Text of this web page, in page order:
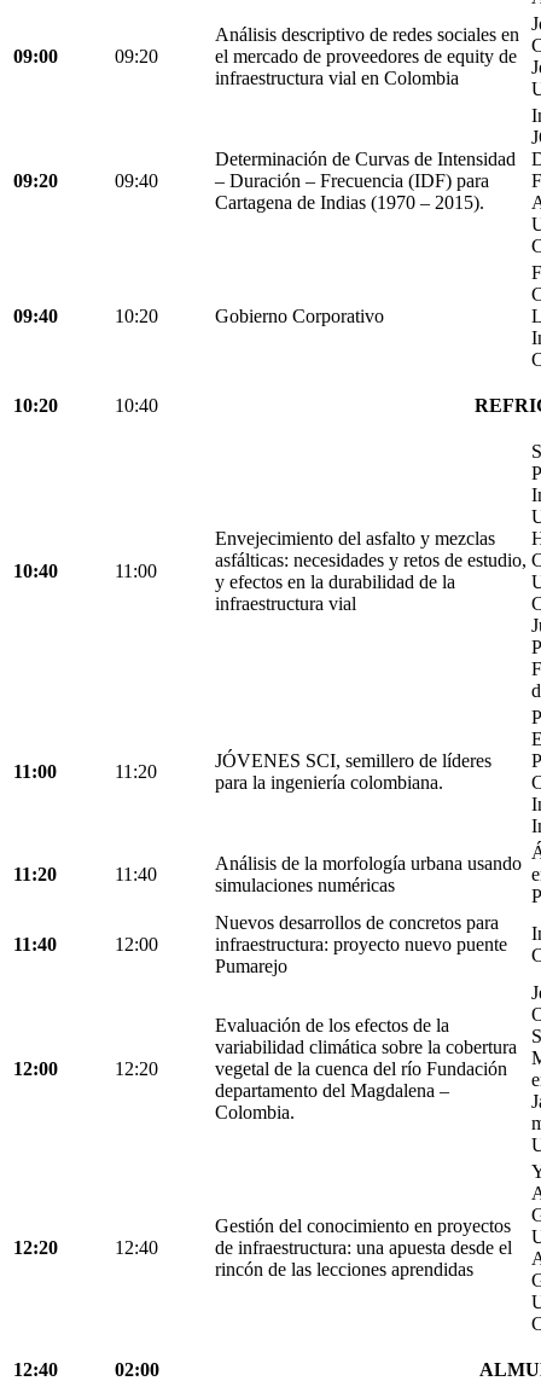
09:00 09:20
Análisis descriptivo de redes sociales en
el mercado de proveedores de equity de
infraestructura vial en Colombia
09:20 09:40
Determinación de Curvas de Intensidad
– Duración – Frecuencia (IDF) para
Cartagena de Indias (1970 – 2015).
09:40 10:20 Gobierno Corporativo
10:20 10:40
10:40 11:00
Envejecimiento del asfalto y mezclas
asfálticas: necesidades y retos de estudio,
y efectos en la durabilidad de la
infraestructura vial
11:00 11:20
JÓVENES SCI, semillero de líderes
para la ingeniería colombiana.
11:20 11:40
Análisis de la morfología urbana usando
simulaciones numéricas
11:40 12:00
Nuevos desarrollos de concretos para
infraestructura: proyecto nuevo puente
Pumarejo
12:00 12:20
Evaluación de los efectos de la
variabilidad climática sobre la cobertura
vegetal de la cuenca del río Fundación
departamento del Magdalena –
Colombia.
12:20 12:40
Gestión del conocimiento en proyectos
de infraestructura: una apuesta desde el
rincón de las lecciones aprendidas
12:40 02:00